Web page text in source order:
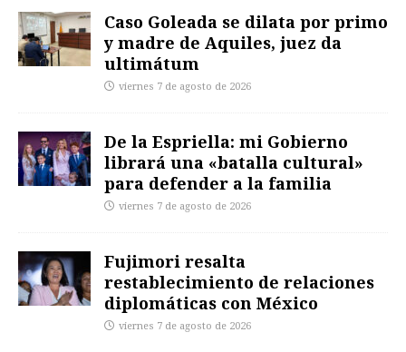
Caso Goleada se dilata por primo
y madre de Aquiles, juez da
ultimátum
viernes 7 de agosto de 2026
De la Espriella: mi Gobierno
librará una «batalla cultural»
para defender a la familia
viernes 7 de agosto de 2026
Fujimori resalta
restablecimiento de relaciones
diplomáticas con México
viernes 7 de agosto de 2026